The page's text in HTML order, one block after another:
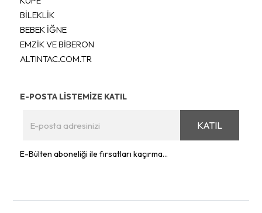
BİLEKLİK
BEBEK İĞNE
EMZİK VE BİBERON
ALTINTAC.COM.TR
E-POSTA LİSTEMİZE KATIL
KATIL
E-Bülten aboneliği ile fırsatları kaçırma...